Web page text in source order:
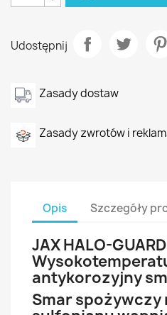
Udostępnij
Zasady dostaw
Zasady zwrotów i
Opis Szczegóły
JAX HALO-
antykorozyjny
Smar spożywczy